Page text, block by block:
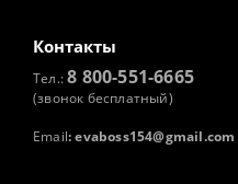
Контакты
Тел.:8 800-551-6665
(звонок бесплатный)
Email: evaboss154@gmail.com